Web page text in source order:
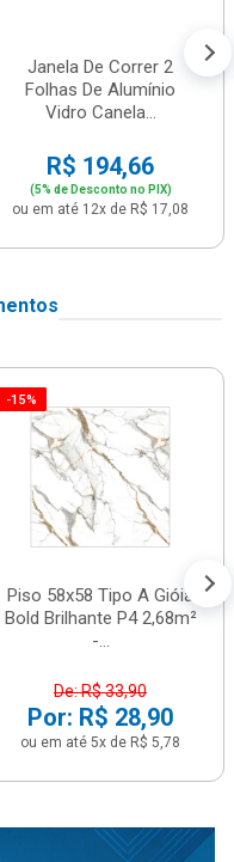
Janela De Correr 2
Folhas De Alumínio
Vidro Canela...
R$ 194,66
(5% de Desconto no PIX)
ou em até 12x de R$ 17,08
-15%
Piso 58x58 Tipo A Gióia
Bold Brilhante P4 2,68m²
-...
De: R$ 33,90
Por: R$ 28,90
ou em até 5x de R$ 5,78